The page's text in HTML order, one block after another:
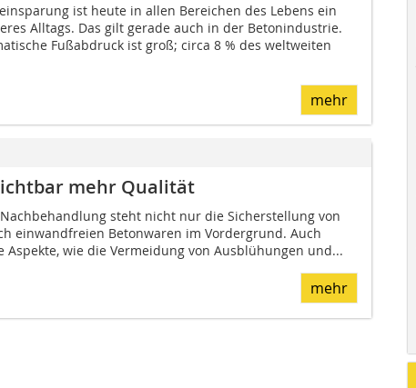
ist heute in allen Bereichen des Lebens ein
Alltags. Das gilt gerade auch in der Betonindustrie.
Fußabdruck ist groß; circa 8 % des weltweiten
mehr
mehr Qualität
steht nicht nur die Sicherstellung von
einwandfreien Betonwaren im Vordergrund. Auch
Aspekte, wie die Vermeidung von Ausblühungen und...
mehr